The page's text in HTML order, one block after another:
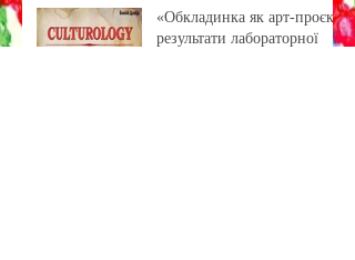
«Обкладинка як арт-проєкт:
результати лабораторної